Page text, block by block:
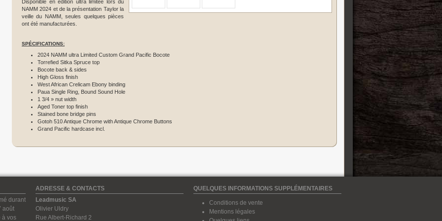
Disponible en édition ultra limitée lors du
NAMM 2024 et de la présentation Taylor la
veille du NAMM, seules quelques pièces
ont été manufacturées.
SPÉCIFICATIONS:
2024 NAMM ultra Limited Custom Grand Pacific Bocote
Torrefied Sitka Spruce top
Bocote back & sides
High Gloss finish
West African Crelicam Ebony binding
Paua Single Ring, Bound Sound Hole
1 3/4 » nut width
Aged Toner top finish
Stained bone bridge pins
Gotoh 510 Antique Chrome with Antique Chrome Buttons
Grand Pacific hardcase incl.
durant
août
à vos
ADRESSE & CONTACTS
Leadmusic SA
Olivier Uldry
Rue Albert-Richard 2
QUELQUES INFORMATIONS SUPPLÉMENTAIRES
Conditions de vente
Mentions légales